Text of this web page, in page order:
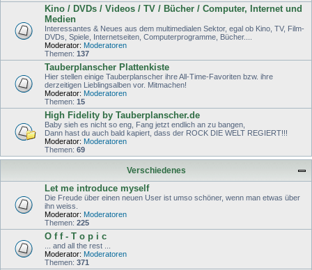
Kino / DVDs / Videos / TV / Bücher / Computer, Internet und
Medien
Interessantes & Neues aus dem multimedialen Sektor, egal ob Kino, TV, Film-
DVDs, Spiele, Internetseiten, Computerprogramme, Bücher....
Moderator: Moderatoren
Themen: 137
Tauberplanscher Plattenkiste
Hier stellen einige Tauberplanscher ihre All-Time-Favoriten bzw. ihre
derzeitigen Lieblingsalben vor. Mitmachen!
Moderator: Moderatoren
Themen: 15
High Fidelity by Tauberplanscher.de
Baby sieh es nicht so eng, Fang jetzt endlich an zu bangen,
Dann hast du auch bald kapiert, dass der ROCK DIE WELT REGIERT!!!
Moderator: Moderatoren
Themen: 69
Verschiedenes
Let me introduce myself
Die Freude über einen neuen User ist umso schöner, wenn man etwas über
ihn weiss.
Moderator: Moderatoren
Themen: 225
O f f - T o p i c
... and all the rest ...
Moderator: Moderatoren
Themen: 371